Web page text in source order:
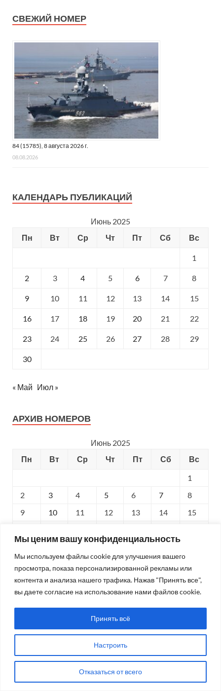
Мы ценим вашу конфиденциальность
Мы используем файлы cookie для улучшения вашего
просмотра, показа персонализированной рекламы или
контента и анализа нашего трафика. Нажав "Принять все",
вы даете согласие на использование нами файлов cookie.
Настроить
Отказаться от всего
Принять всё
проделало огромный путь и давно ушло от теории
Впрочем, здесь претензии не столько к В.Катасонову. Ну,
нравится человеку религиозная хрень, ладно, его личное
дело. Чем бы дитя не тешилось. Но зачем печатать его
белиберду? Тема влияния англосаксонского расизма на
немецкий нацизм очень интересна, но разве трудно было
попросить написать статью на эту тему какого-нибудь
серьёзного историка? Зачем позориться-то, печатая
подобную антинаучную бредятину!?
СВЕЖИЙ НОМЕР
84 (15785), 8 августа 2026 г.
08.08.2026
КАЛЕНДАРЬ ПУБЛИКАЦИЙ
Июнь 2025
Пн
Вт Ср Чт Пт Сб Вс
1
2 3 4 5 6 7 8
9 10 11 12 13 14 15
16 17 18 19 20 21 22
23 24 25 26 27 28 29
30
« Май Июл »
АРХИВ НОМЕРОВ
Июнь 2025
Пн
Вт Ср Чт Пт Сб
Вс
1
2
3 4 5 6 7
8
9
10 11 12 13 14
15
25 26 27
« Май Июл »
Подорожание чего Вы сильнее всего ощутили в
последнее время?
Продукты